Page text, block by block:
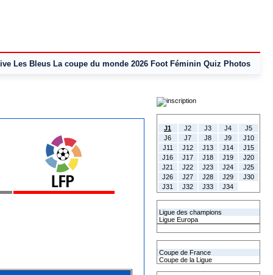
Les Bleus La coupe du monde 2026 Foot Féminin Quiz Photos
J1
J2 J3 J4
J5
J6
J7 J8 J9
J10
J11
J12 J13 J14
J15
J16
J17 J18 J19
J20
J21
J22 J23 J24
J25
J26
J27 J28 J29
J30
J31
J32 J33 J34
Ligue des champions
Ligue Europa
Coupe de France
Coupe de la Ligue